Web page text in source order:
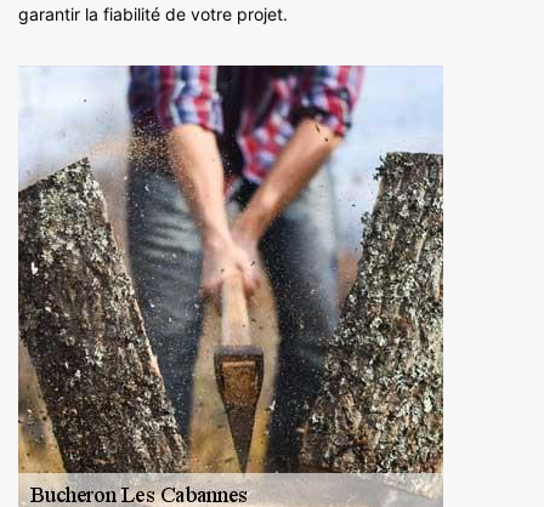
garantir la fiabilité de votre projet.